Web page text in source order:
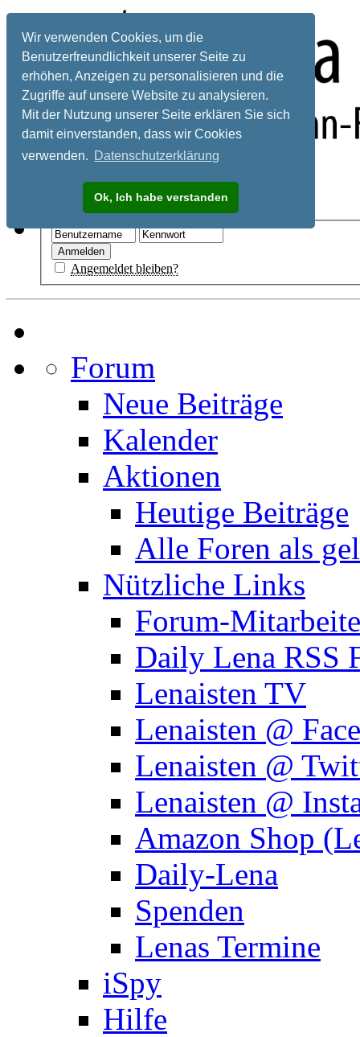
Wir verwenden Cookies, um die
Benutzerfreundlichkeit unserer Seite zu
erhöhen, Anzeigen zu personalisieren und die
Zugriffe auf unsere Website zu analysieren.
Mit der Nutzung unserer Seite erklären Sie sich
damit einverstanden, dass wir Cookies
verwenden. Datenschutzerklärung
Ok, Ich habe verstanden
Registrieren
Angemeldet bleiben?
Forum
Neue Beiträge
Kalender
Aktionen
Heutige Beiträge
Alle Foren als
Nützliche Links
Forum-
Daily Lena RSS
Lenaisten TV
Lenaisten @
Lenaisten @
Lenaisten @
Amazon Shop
Daily-Lena
Spenden
Lenas Termine
iSpy
Hilfe